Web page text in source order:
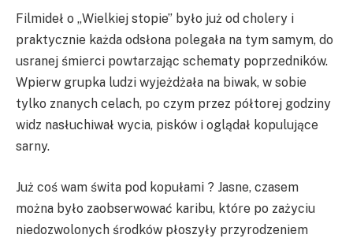
Filmideł o „Wielkiej stopie” było już od cholery i
praktycznie każda odsłona polegała na tym samym, do
usranej śmierci powtarzając schematy poprzedników.
Wpierw grupka ludzi wyjeżdżała na biwak, w sobie
tylko znanych celach, po czym przez półtorej godziny
widz nasłuchiwał wycia, pisków i oglądał kopulujące
sarny.
Już coś wam świta pod kopułami ? Jasne, czasem
można było zaobserwować karibu, które po zażyciu
niedozwolonych środków płoszyły przyrodzeniem